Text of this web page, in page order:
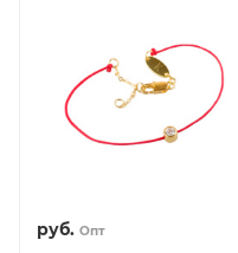
руб. Опт